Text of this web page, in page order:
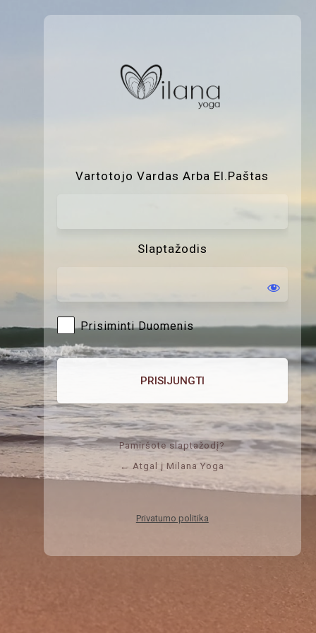
Vartotojo Vardas Arba El.paštas
Slaptažodis
Prisiminti Duomenis
Pamiršote slaptažodį?
← Atgal į Milana Yoga
Privatumo politika